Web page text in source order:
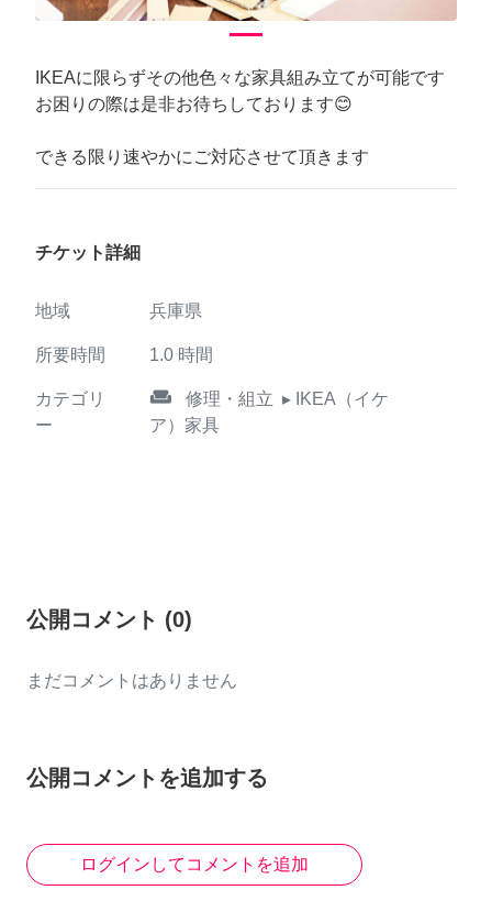
IKEAに限らずその他色々な家具組み立てが可能です
お困りの際は是非お待ちしております😊
できる限り速やかにご対応させて頂きます
チケット詳細
地域 兵庫県
所要時間 1.0 時間
カテゴリ
ー
weekend 修理・組立 ▸ IKEA（イケ
ア）家具
公開コメント (0)
まだコメントはありません
公開コメントを追加する
ログインしてコメントを追加